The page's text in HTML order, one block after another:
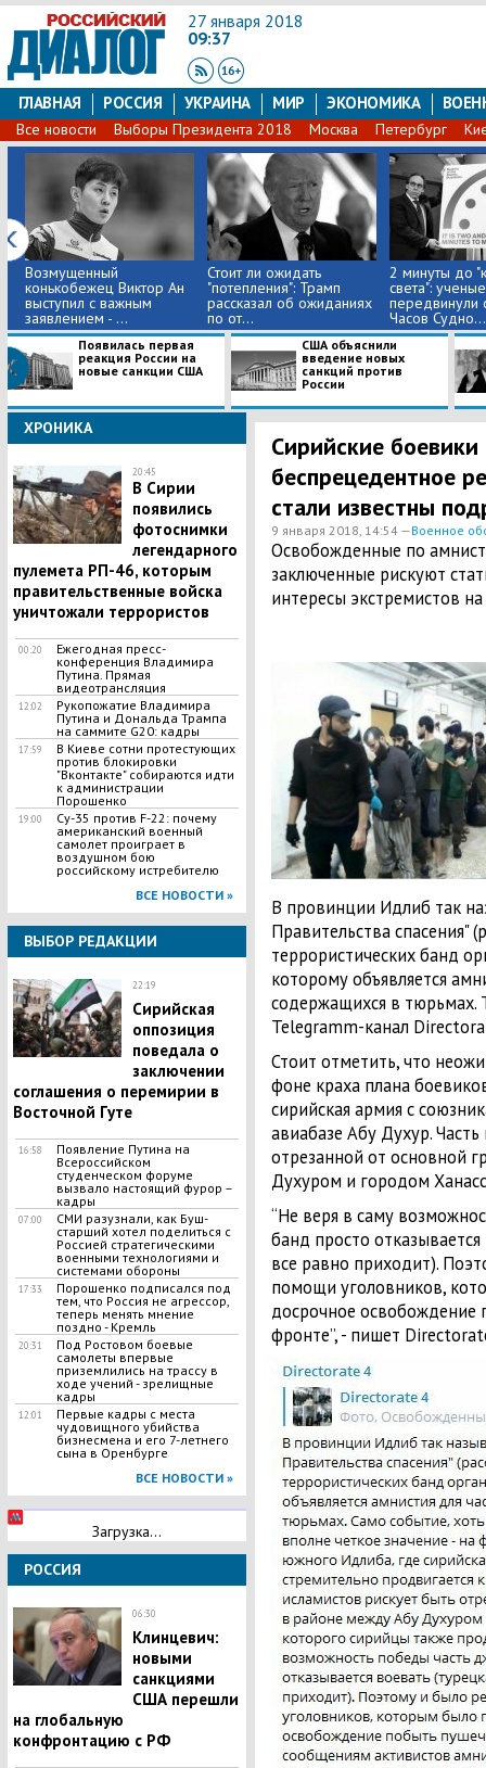
27 января 2018
09:37
ГЛАВНАЯ РОССИЯ УКРАИНА МИР ЭКОНОМИКА
Все новости Выборы Президента 2018 Москва Петербург
Возмущенный
конькобежец Виктор Ан
выступил с важным
заявлением - ...
Стоит ли ожидать
"потепления": Трамп
рассказал об ожиданиях
по от...
2 минуты до
света": ученые
передвинули
Часов Cyдно...
Появилась первая
реакция России на
новые санкции США
США объяснили
введение новых
санкций против
России
ХРОНИКА
20:45
В Сирии
появились
фотоснимки
легендарного
пулемета РП-46, которым
правительственные войска
уничтожали террористов
00:20
Ежегодная пресс-
конференция Владимира
Путина. Прямая
видеотрансляция
12:02
Рукопожатие Владимира
Путина и Дональда Трампа
на саммите G20: кадры
17:59
В Киеве сотни протестующих
против блокировки
"Вконтакте" собираются идти
к администрации
Порошенко
19:00
Су-35 против F-22: почему
американский военный
самолет проиграет в
воздушном бою
российскому истребителю
ВСЕ НОВОСТИ »
ВЫБОР РЕДАКЦИИ
22:19
Сирийская
оппозиция
поведала о
заключении
соглашения о перемирии в
Bocточной Гyте
16:58
Появление Путина на
Всероссийском
студенческом форуме
вызвало настоящий фурор –
кадры
07:00
СМИ разузнали, как Буш-
старший хотел поделиться с
Россией стратегическими
военными технологиями и
системами обороны
17:33
Порошенко подписался под
тем, что Россия не агрессор,
теперь менять мнение
поздно - Кремль
20:31
Под Ростовом боевые
самолеты впервые
приземлились на трассу в
ходе учений - зрелищные
кадры
12:01
Первые кадры с места
чудовищного убийства
бизнесмена и его 7-летнего
сына в Оренбурге
ВСЕ НОВОСТИ »
Загрузка...
РОССИЯ
06:30
Kлинцевич:
новыми
санкциями
США перешли
на глобальную
конфpoнтацию c PФ
Сирийские
беспрецедентное
стали известны
9 января 2018, 14:54 —Военное
​Освобожденные по
заключенные рискуют
интересы экстремистов
В провинции Идлиб так
Правительства спасения"
террористических банд
которому объявляется
содержащихся в
Telegramm-канал
Стоит отметить, что
фоне краха плана
сирийская армия с
авиабазе Абу Духур. Часть
отрезанной от основной
Духуром и городом
“Не веря в саму
банд просто
все равно приходит).
помощи уголовников,
досрочное
фронте”, - пишет